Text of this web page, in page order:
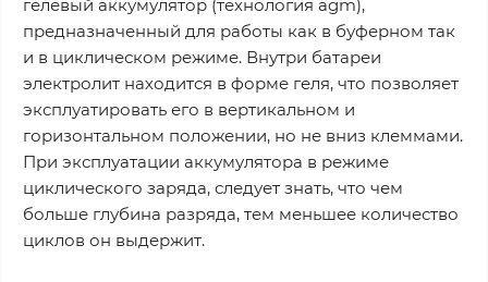
гелевый аккумулятор (технология agm),
предназначенный для работы как в буферном так
и в циклическом режиме. Внутри батареи
электролит находится в форме геля, что позволяет
эксплуатировать его в вертикальном и
горизонтальном положении, но не вниз клеммами.
При эксплуатации аккумулятора в режиме
циклического заряда, следует знать, что чем
больше глубина разряда, тем меньшее количество
циклов он выдержит.